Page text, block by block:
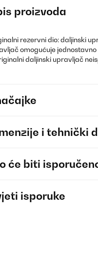
proizvoda
rezervni dio: daljinski
omogućuje
daljinski upravljač
i tehnički
će biti
isporuke